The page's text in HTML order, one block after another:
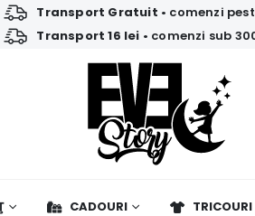
Transport Gratuit • comenzi
Transport 16 lei • comenzi sub
CADOURI TRICOURI